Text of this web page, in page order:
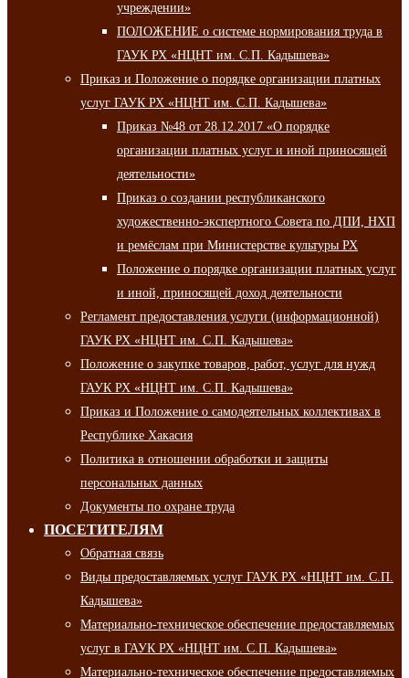
учреждении»
ПОЛОЖЕНИЕ о системе нормирования труда в
ГАУК РХ «НЦНТ им. С.П. Кадышева»
Приказ и Положение о порядке организации платных
услуг ГАУК РХ «НЦНТ им. С.П. Кадышева»
Приказ №48 от 28.12.2017 «О порядке
организации платных услуг и иной приносящей
деятельности»
Приказ о создании республиканского
художественно-экспертного Совета по ДПИ, НХП
и ремёслам при Министерстве культуры РХ
Положение о порядке организации платных услуг
и иной, приносящей доход деятельности
Регламент предоставления услуги (информационной)
ГАУК РХ «НЦНТ им. С.П. Кадышева»
Положение о закупке товаров, работ, услуг для нужд
ГАУК РХ «НЦНТ им. С.П. Кадышева»
Приказ и Положение о самодеятельных коллективах в
Республике Хакасия
Политика в отношении обработки и защиты
персональных данных
Документы по охране труда
ПОСЕТИТЕЛЯМ
Обратная связь
Виды предоставляемых услуг ГАУК РХ «НЦНТ им. С.П.
Кадышева»
Материально-техническое обеспечение предоставляемых
услуг в ГАУК РХ «НЦНТ им. С.П. Кадышева»
Материально-техническое обеспечение предоставляемых